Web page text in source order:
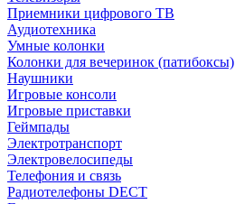
Приемники цифрового ТВ
Аудиотехника
Умные колонки
Колонки для вечеринок (патибоксы)
Наушники
Игровые консоли
Игровые приставки
Геймпады
Электротранспорт
Электровелосипеды
Телефония и связь
Радиотелефоны DECT